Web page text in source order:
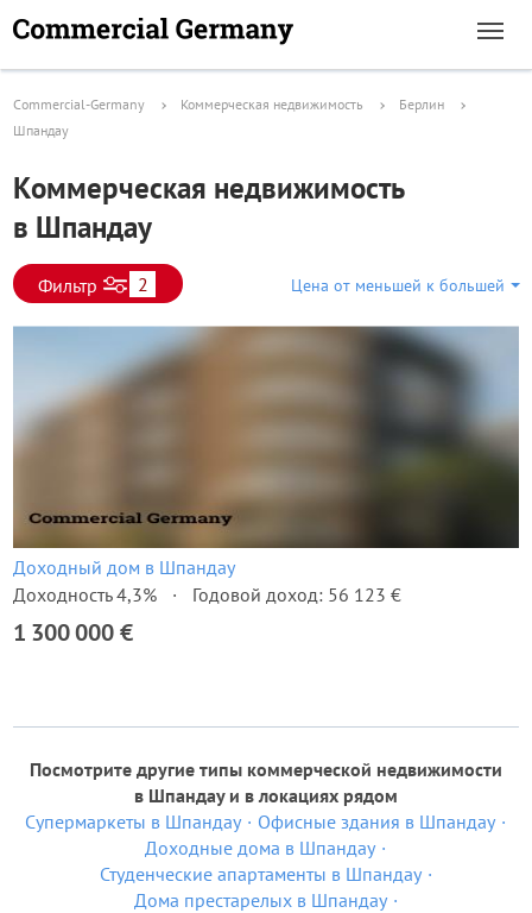
Commercial-Germany Коммерческая недвижимость
Берлин
Шпандау
Коммерческая недвижимость
в Шпандау
Фильтр 2 Цена от меньшей к большей
Доходный дом в Шпандау
Доходность 4,3%
Годовой доход: 56 123 €
1 300 000 €
Посмотрите другие типы коммерческой недвижимости
в Шпандау и в локациях рядом
Супермаркеты в Шпандау
Офисные здания в Шпандау
Доходные дома в Шпандау
Студенческие апартаменты в Шпандау
Дома престарелых в Шпандау